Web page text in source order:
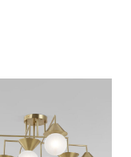
в
лампа с